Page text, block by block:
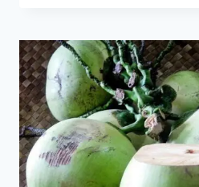
SALAH
SATUNYA
MEMPERCEPAT
PENYEMBUHAN
LUKA